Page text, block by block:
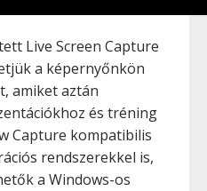
Live Screen Capture
a képernyőnkön
amiket aztán
és tréning
Capture kompatibilis
rendszerekkel is,
a Windows-os